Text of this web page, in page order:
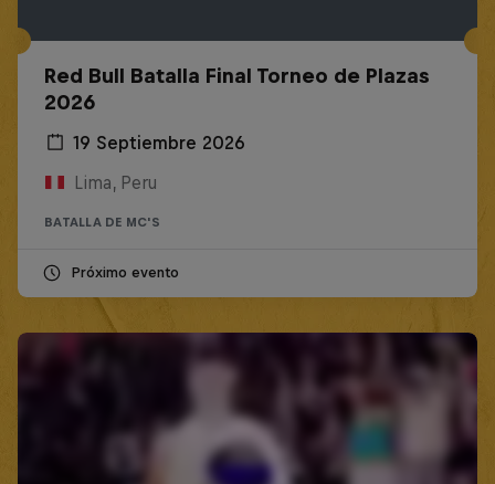
Red Bull Batalla Final Torneo de Plazas
2026
19 Septiembre 2026
Lima, Peru
BATALLA DE MC'S
Próximo evento